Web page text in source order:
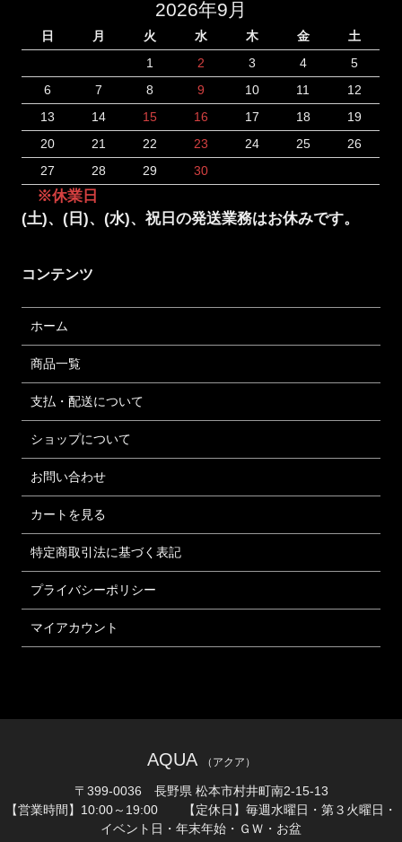
2026年9月
日 月 火 水 木 金
土
1
2 3 4
5
6
7 8 9 10 11
12
13
14 15 16 17 18
19
20
21 22 23 24 25
26
27
28 29 30
※休業日
(土)、(日)、(水)、祝日の発送業務はお休みです。
コンテンツ
ホーム
商品一覧
支払・配送について
ショップについて
お問い合わせ
カートを見る
特定商取引法に基づく表記
プライバシーポリシー
マイアカウント
AQUA （アクア）
〒399-0036 長野県 松本市村井町南2-15-13
【営業時間】10:00～19:00 【定休日】毎週水曜日・第３火曜日・
イベント日・年末年始・ＧＷ・お盆